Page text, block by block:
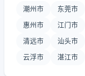
潮州市 东莞市
惠州市 江门市
清远市 汕头市
云浮市 湛江市